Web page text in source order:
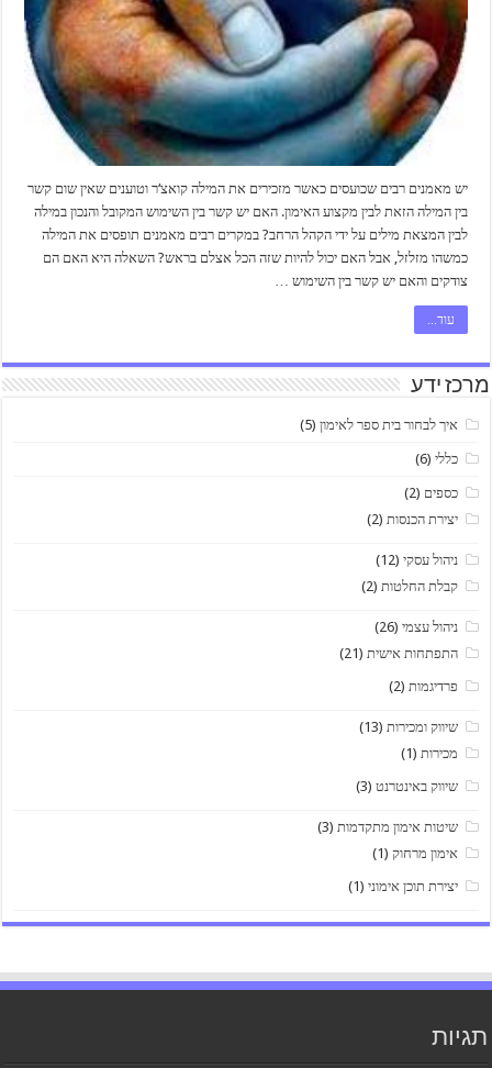
יש מאמנים רבים שכועסים כאשר מזכירים את המילה קואצ‘ר וטוענים שאין שום קשר
בין המילה הזאת לבין מקצוע האימון. האם יש קשר בין השימוש המקובל והנכון במילה
לבין המצאת מילים על ידי הקהל הרחב? במקרים רבים מאמנים תופסים את המילה
כמשהו מזלזל, אבל האם יכול להיות שזה הכל אצלם בראש? השאלה היא האם הם
צודקים והאם יש קשר בין השימוש …
עוד...
מרכז ידע
איך לבחור בית ספר לאימון(5)
כללי(6)
כספים (2)
יצירת הכנסות (2)
ניהול עסקי(12)
קבלת החלטות (2)
ניהול עצמי(26)
התפתחות אישית (21)
פרדיגמות (2)
שיווק ומכירות (13)
מכירות (1)
שיווק באינטרנט(3)
שיטות אימון מתקדמות (3)
אימון מרחוק(1)
יצירת תוכן אימוני(1)
תגיות